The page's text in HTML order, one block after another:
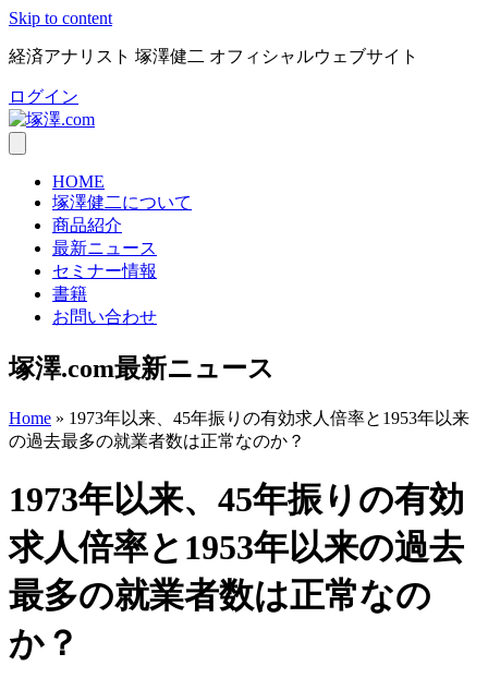
Skip to content
経済アナリスト 塚澤健二 オフィシャルウェブサイト
ログイン
HOME
塚澤健二について
商品紹介
最新ニュース
セミナー情報
書籍
お問い合わせ
塚澤.com最新ニュース
Home » 1973年以来、45年振りの有効求人倍率と1953年以来
の過去最多の就業者数は正常なのか？
1973年以来、45年振りの有効
求人倍率と1953年以来の過去
最多の就業者数は正常なの
か？